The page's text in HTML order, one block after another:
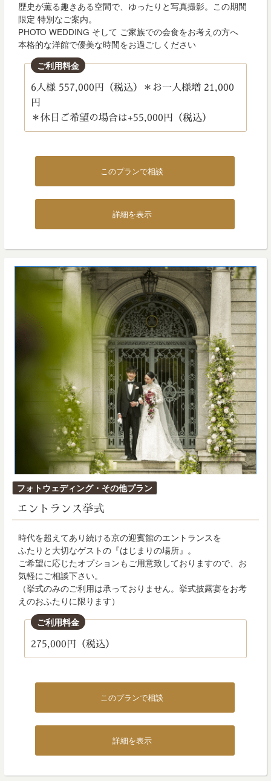
歴史が薫る趣きある空間で、ゆったりと写真撮影。この期間
限定 特別なご案内。
PHOTO WEDDING そして ご家族での会食をお考えの方へ
本格的な洋館で優美な時間をお過ごしください
ご利用料金
6人様 557,000円（税込）＊お一人様増 21,000
円
＊休日ご希望の場合は+55,000円（税込）
このプランで相談
詳細を表示
フォトウェディング・その他プラン
エントランス挙式
時代を超えてあり続ける京の迎賓館のエントランスを
ふたりと大切なゲストの『はじまりの場所』。
ご希望に応じたオプションもご用意致しておりますので、お
気軽にご相談下さい。
（挙式のみのご利用は承っておりません。挙式披露宴をお考
えのおふたりに限ります）
ご利用料金
275,000円（税込）
このプランで相談
詳細を表示